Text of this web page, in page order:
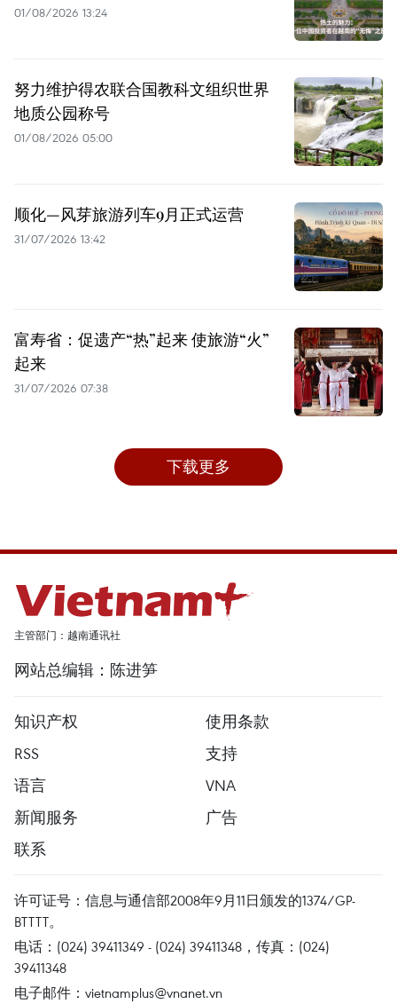
01/08/2026 13:24
努力维护得农联合国教科文组织世界
地质公园称号
01/08/2026 05:00
顺化—风芽旅游列车9月正式运营
31/07/2026 13:42
富寿省：促遗产“热”起来 使旅游“火”
起来
31/07/2026 07:38
下载更多
主管部门：越南通讯社
网站总编辑：陈进笋
知识产权
使用条款
RSS
支持
语言
VNA
新闻服务
广告
联系
许可证号：信息与通信部2008年9月11日颁发的1374/GP-
BTTTT。
电话：(024) 39411349 - (024) 39411348，传真：(024)
39411348
电子邮件： vietnamplus@vnanet.vn